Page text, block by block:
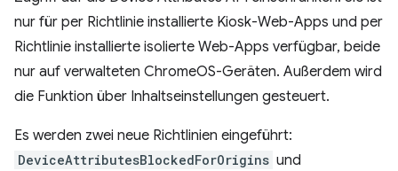
nur für per Richtlinie installierte Kiosk-Web-Apps und per
Richtlinie installierte isolierte Web-Apps verfügbar, beide
nur auf verwalteten ChromeOS-Geräten. Außerdem wird
die Funktion über Inhaltseinstellungen gesteuert.
Es werden zwei neue Richtlinien eingeführt:
DeviceAttributesBlockedForOrigins und